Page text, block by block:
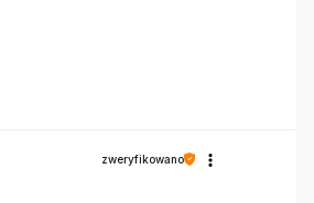
zweryfikowano